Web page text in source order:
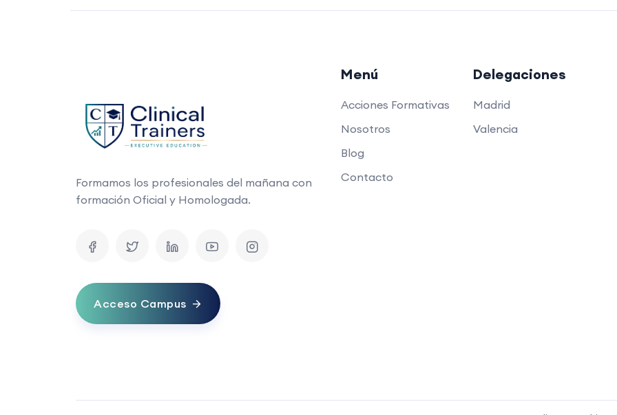
Formamos los profesionales del mañana con
formación Oficial y Homologada.
Acceso Campus
Menú
Acciones Formativas
Nosotros
Blog
Contacto
Delegaciones
Madrid
Valencia